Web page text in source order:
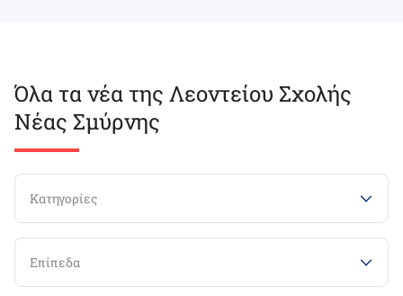
Όλα τα νέα της Λεοντείου Σχολής
Νέας Σμύρνης
Κατηγορίες
Επίπεδα